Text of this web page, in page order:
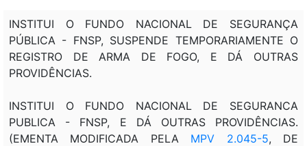
INSTITUI O FUNDO NACIONAL DE SEGURANÇA
PÚBLICA - FNSP, SUSPENDE TEMPORARIAMENTE O
REGISTRO DE ARMA DE FOGO, E DÁ OUTRAS
PROVIDÊNCIAS.
INSTITUI O FUNDO NACIONAL DE SEGURANCA
PUBLICA - FNSP, E DÁ OUTRAS PROVIDÊNCIAS.
(EMENTA MODIFICADA PELA MPV 2.045-5, DE